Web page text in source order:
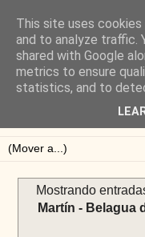
Blog de
Vicente
Blog sobre ciclismo:
Mostrando
Martín - Belagua
This site uses
and to analyze traffic.
shared with Google
metrics to ensure
statistics, and to